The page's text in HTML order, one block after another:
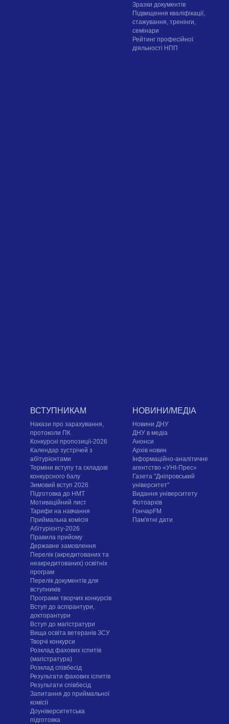
Зразки документів
Підвищення кваліфікації,
стажування, тренінги,
семінари
Рейтинг професійної
діяльності НПП
ВСТУПНИКАМ
Накази про зарахування,
протоколи ПК
Конкурсні пропозиції-2026
Календар зустрічей з
абітурієнтами
Терміни вступу та складові
конкурсного балу
Зимовий вступ 2026
Підготовка до НМТ
Мотиваційний лист
Тарифи на навчання
Приймальна комісія
Абітурієнту-2026
Правила прийому
Державне замовлення
Перелік (акредитованих та
неакредитованих) освітніх
програм
Перелік документів для
вступників
Програми творчих конкурсiв
Вступ до аспірантури,
докторантури
Вступ до магістратури
Вища освіта ветеранів ЗСУ
Творчі конкурси
Розклад фахових іспитів
(магістратура)
Розклад співбесід
Результати фахових іспитів
Результати співбесід
Запитання до приймальної
комісії
Доуніверситетська
підготовка
НОВИНИ/МЕДІА
Новини ДНУ
ДНУ в медіа
Анонси
Архів новин
Інформаційно-аналітичне
агентство «УНІ-Прес»
Газета "Дніпровський
університет"
Видання університету
Фотоархів
ГончарFM
Пам'ятні дати